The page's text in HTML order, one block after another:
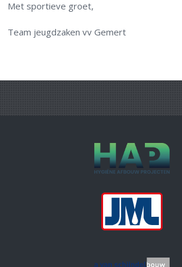
Met sportieve groet,
Team jeugdzaken vv Gemert